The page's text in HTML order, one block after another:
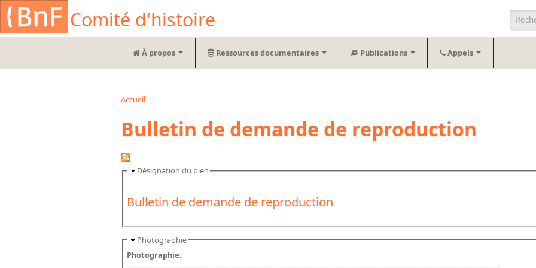
Aller au contenu principal
Comité d'histoire
À propos Ressources documentaires Publications Appels
Accueil
Bulletin de demande de reproduction
Désignation du bien
Bulletin de demande de reproduction
Photographie
Photographie:
Cookies management panel